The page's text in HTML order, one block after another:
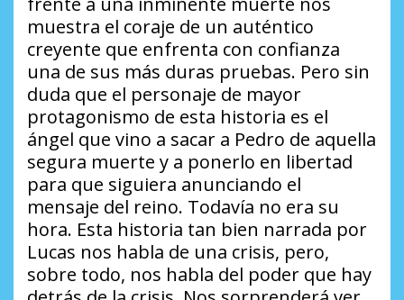
muestra el coraje de un auténtico
creyente que enfrenta con confianza
una de sus más duras pruebas. Pero sin
duda que el personaje de mayor
protagonismo de esta historia es el
ángel que vino a sacar a Pedro de aquella
segura muerte y a ponerlo en libertad
para que siguiera anunciando el
mensaje del reino. Todavía no era su
hora. Esta historia tan bien narrada por
Lucas nos habla de una crisis, pero,
sobre todo, nos habla del poder que hay